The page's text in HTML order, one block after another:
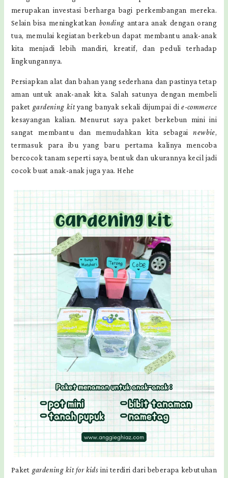
merupakan investasi berharga bagi perkembangan mereka.
Selain bisa meningkatkan bonding antara anak dengan orang
tua, memulai kegiatan berkebun dapat membantu anak-anak
kita menjadi lebih mandiri, kreatif, dan peduli terhadap
lingkungannya.
Persiapkan alat dan bahan yang sederhana dan pastinya tetap
aman untuk anak-anak kita. Salah satunya dengan membeli
paket gardening kityang banyak sekali dijumpai die-commerce
kesayangan kalian. Menurut saya paket berkebun mini ini
sangat membantu dan memudahkan kita sebagainewbie,
termasuk para ibu yang baru pertama kalinya mencoba
bercocok tanam seperti saya, bentuk dan ukurannya kecil jadi
cocok buat anak-anak juga yaa. Hehe
Paket gardening kit for kids ini terdiri dari beberapa kebutuhan